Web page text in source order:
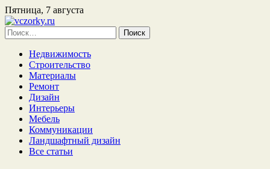
Пятница, 7 августа
Найти:
Недвижимость
Строительство
Материалы
Ремонт
Дизайн
Интерьеры
Мебель
Коммуникации
Ландшафтный дизайн
Все статьи